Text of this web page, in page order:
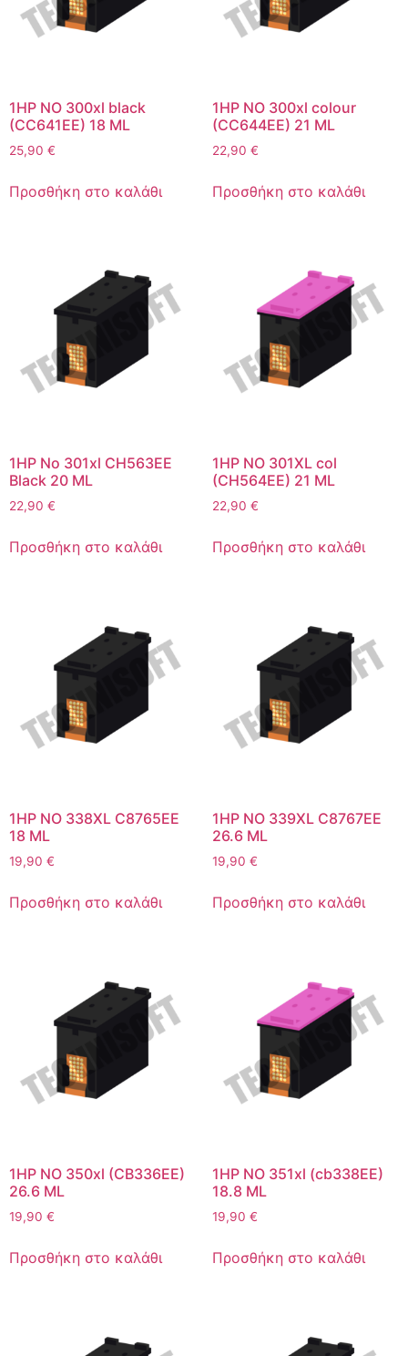
1HP NO 300xl black
(CC641EE) 18 ML
25,90 €
Προσθήκη στο καλάθι
1HP NO 300xl colour
(CC644EE) 21 ML
22,90 €
Προσθήκη στο καλάθι
1HP No 301xl CH563EE
Black 20 ML
22,90 €
Προσθήκη στο καλάθι
1HP NO 301XL col
(CH564EE) 21 ML
22,90 €
Προσθήκη στο καλάθι
1HP NO 338XL C8765EE
18 ML
19,90 €
Προσθήκη στο καλάθι
1HP NO 339XL C8767EE
26.6 ML
19,90 €
Προσθήκη στο καλάθι
1HP NO 350xl (CB336EE)
26.6 ML
19,90 €
Προσθήκη στο καλάθι
1HP NO 351xl (cb338EE)
18.8 ML
19,90 €
Προσθήκη στο καλάθι